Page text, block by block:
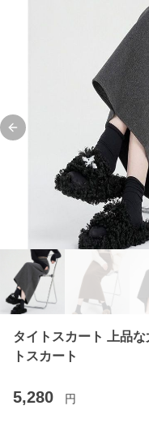
Previous slide
タイトスカート 上品
トスカート
5,280 円